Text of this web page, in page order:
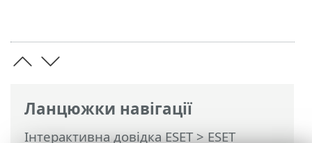
Ланцюжки навігації
Інтерактивна довідка ESET>ESET